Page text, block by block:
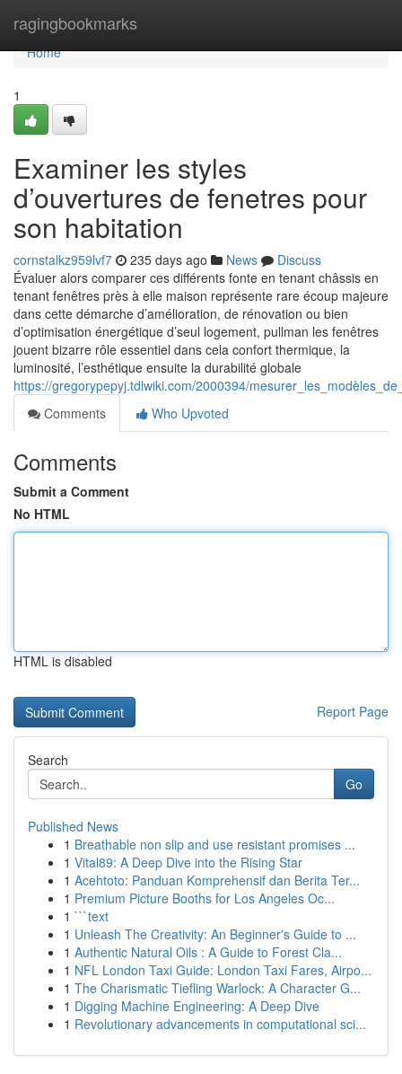
ragingbookmarks
Home
Home
1
Examiner les styles
d’ouvertures de fenetres pour
son habitation
cornstalkz959lvf7 235 days ago News
Discuss
Évaluer alors comparer ces différents fonte en tenant châssis en
tenant fenêtres près à elle maison représente rare écoup majeure
dans cette démarche d’amélioration, de rénovation ou bien
d’optimisation énergétique d’seul logement, pullman les fenêtres
jouent bizarre rôle essentiel dans cela confort thermique, la
luminosité, l’esthétique ensuite la durabilité globale
https://gregorypepyj.tdlwiki.com/2000394/
Comments
Who Upvoted
Comments
Submit a Comment
No HTML
HTML is disabled
Report Page
Search
Go
Published News
1 Breathable non slip and use resistant promises ...
1 Vital89: A Deep Dive into the Rising Star
1 Acehtoto: Panduan Komprehensif dan Berita Ter...
1 Premium Picture Booths for Los Angeles Oc...
1 ```text
1 Unleash The Creativity: An Beginner's Guide to ...
1 Authentic Natural Oils : A Guide to Forest Cla...
1 NFL London Taxi Guide: London Taxi Fares, Airpo...
1 The Charismatic Tiefling Warlock: A Character G...
1 Digging Machine Engineering: A Deep Dive
1 Revolutionary advancements in computational sci...